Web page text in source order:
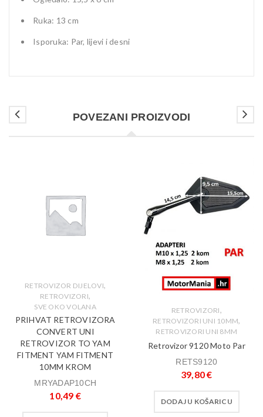
Ruka: 13 cm
Isporuka: Par, lijevi i desni
POVEZANI PROIZVODI
RETROVIZOR DIJELOVI,
RETROVIZORI,
SVE OKO VOLANA
PRIHVAT RETROVIZORA
CONVERT UNI
RETROVIZOR TO YAM
FITMENT YAM FITMENT
10MM KROM
MRYADAP10CH
10,49 €
RETROVIZORI,
RETROVIZORI UNI 10MM,
RETROVIZORI UNI 8MM
Retrovizor 9120 Moto Par
RETS9120
39,80€
DODAJ U KOŠARICU